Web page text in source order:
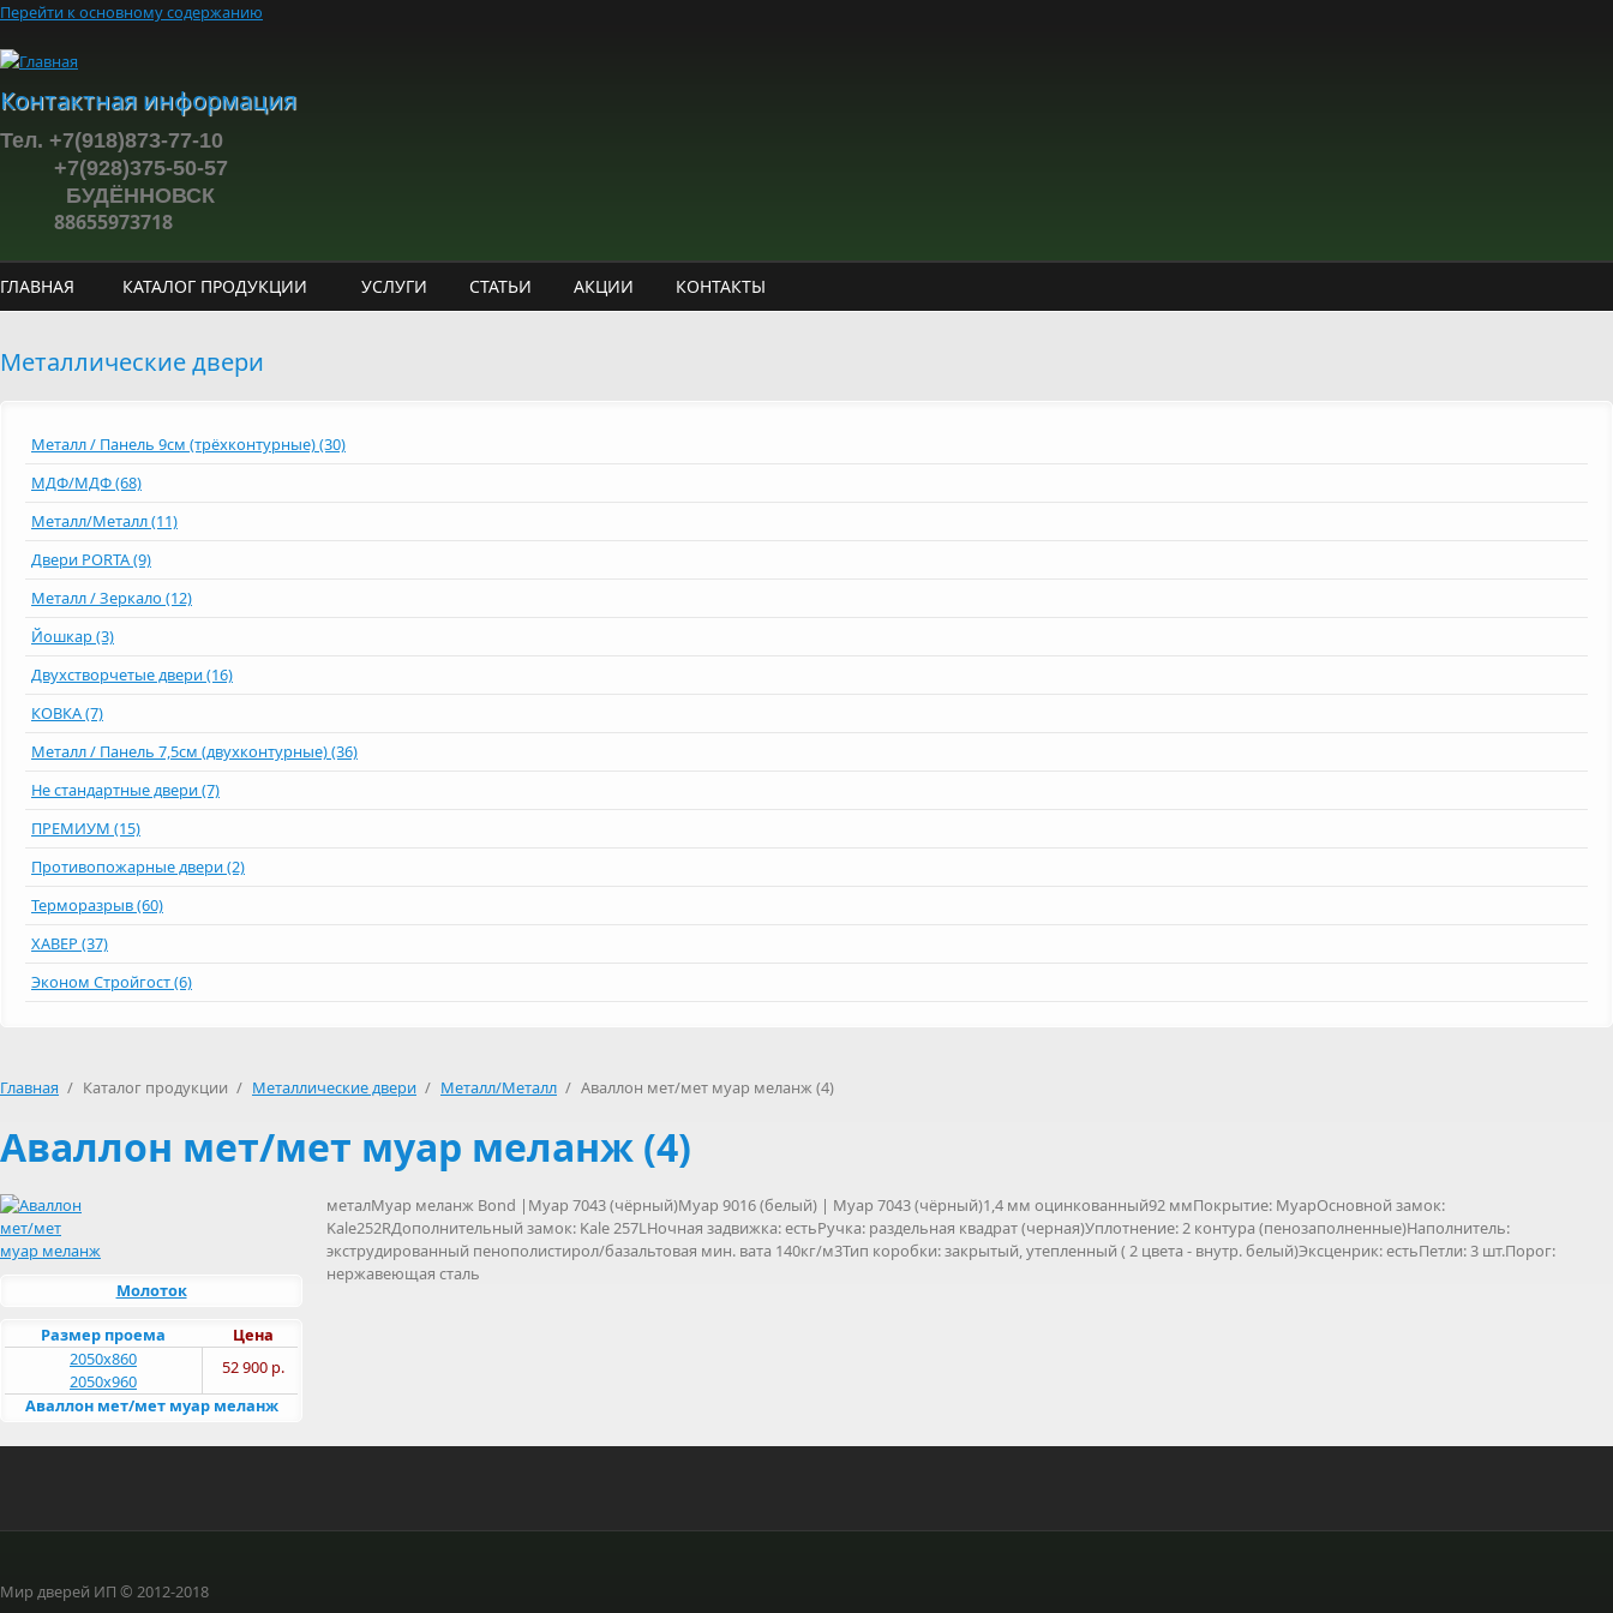
Перейти к основному содержанию
Контактная информация
Тел. +7(918)873-77-10
+7(928)375-50-57
БУДЁННОВСК
88655973718
ГЛАВНАЯ КАТАЛОГ ПРОДУКЦИИ УСЛУГИ СТАТЬИ АКЦИИ КОНТАКТЫ
Металлические двери
Металл / Панель 9см (трёхконтурные) (30)
МДФ/МДФ (68)
Металл/Металл (11)
Двери PORTA (9)
Металл / Зеркало (12)
Йошкар (3)
Двухстворчетые двери (16)
КОВКА (7)
Металл / Панель 7,5см (двухконтурные) (36)
Не стандартные двери (7)
ПРЕМИУМ (15)
Противопожарные двери (2)
Терморазрыв (60)
ХАВЕР (37)
Эконом Стройгост (6)
Главная / Каталог продукции / Металлические двери / Металл/Металл / Аваллон мет/мет муар меланж (4)
Аваллон мет/мет муар меланж (4)
Молоток
Цена
Размер проема
52 900 р.
2050х860
2050х960
Аваллон мет/мет муар меланж
металМуар меланж Bond |Муар 7043 (чёрный)Муар 9016 (белый) | Муар 7043 (чёрный)1,4 мм оцинкованный92 ммПокрытие: МуарОсновной замок:
Kale252RДополнительный замок: Kale 257LНочная задвижка: естьРучка: раздельная квадрат (черная)Уплотнение: 2 контура (пенозаполненные)Наполнитель:
экструдированный пенополистирол/базальтовая мин. вата 140кг/м3Тип коробки: закрытый, утепленный ( 2 цвета - внутр. белый)Эксценрик: естьПетли: 3 шт.Порог:
нержавеющая сталь
Мир дверей ИП © 2012-2018